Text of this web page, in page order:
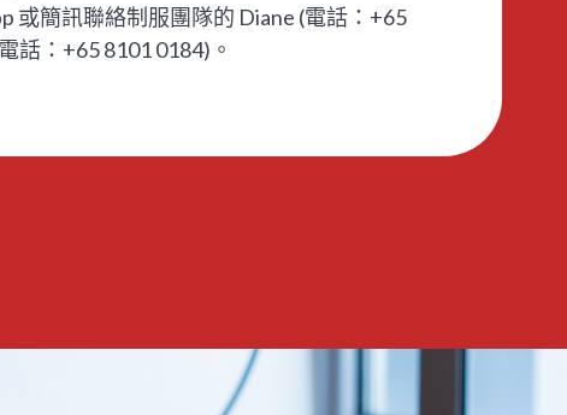
或簡訊聯絡制服團隊的 Diane (電話：+65
話：+65 8101 0184)。